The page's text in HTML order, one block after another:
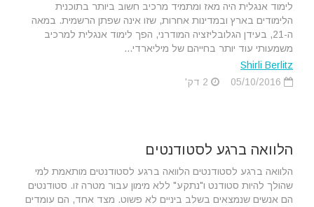
לימוד אנגלית היה מאז ומתמיד מרכיב חשוב ביותר בתוכנית
הלימודים בארץ ובמדינות אחרות, שזו אינה שפתן הרשמית. במאה
ה-21, בעידן הגלובליזציה המודרני, הפך לימוד אנגלית למרכיב
משמעותי עוד יותר בחייהם של מיליארדי...
Shirli Berlitz
הלוואה ברגע לסטודנטים
הלוואה ברגע לסטודנטים הלוואה ברגע לסטודנטים מותאמת למי
שהולך להיות סטודנט ו"נתקע" ללא מימון עבור מטרה זו. סטודנטים
הם אנשים שנמצאים בשלב ביניים לא פשוט. מצד אחד, הם עומדים